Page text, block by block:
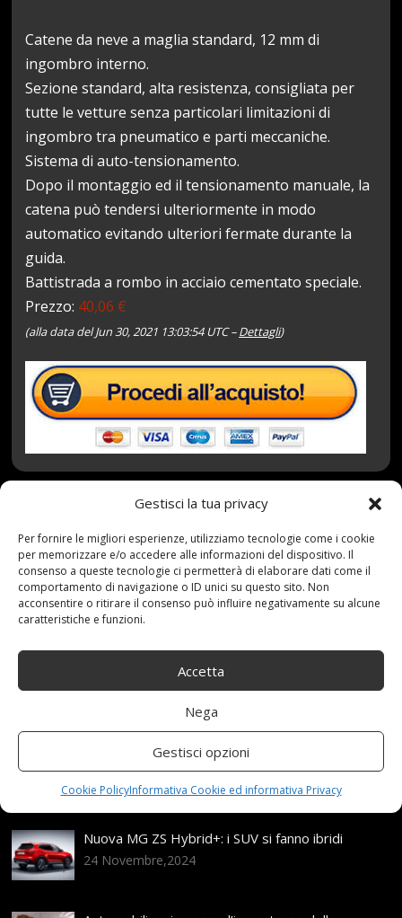
Gestisci la tua privacy
Per fornire le migliori esperienze, utilizziamo tecnologie come i cookie
per memorizzare e/o accedere alle informazioni del dispositivo. Il
consenso a queste tecnologie ci permetterà di elaborare dati come il
comportamento di navigazione o ID unici su questo sito. Non
acconsentire o ritirare il consenso può influire negativamente su alcune
caratteristiche e funzioni.
Accetta
Nega
Gestisci opzioni
Cookie PolicyInformativa Cookie ed informativa Privacy
Catene da neve a maglia standard, 12 mm di
ingombro interno.
Sezione standard, alta resistenza, consigliata per
tutte le vetture senza particolari limitazioni di
ingombro tra pneumatico e parti meccaniche.
Sistema di auto-tensionamento.
Dopo il montaggio ed il tensionamento manuale, la
catena può tendersi ulteriormente in modo
automatico evitando ulteriori fermate durante la
guida.
Battistrada a rombo in acciaio cementato speciale.
Prezzo: 40,06 €
(alla data del Jun 30, 2021 13:03:54 UTC –Dettagli)
Gruppo,Neve,ROMBO,SNOWDRIVE Categories:
Shop
Assicurazione auto e sostituzione lunotto: le cose
Range Rover: un’icona tra i luxury SUV
Nuova MG ZS Hybrid+: i SUV si fanno ibridi
24 Novembre,2024